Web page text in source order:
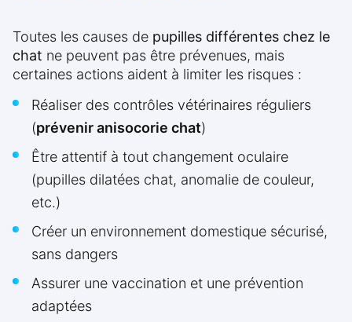
Toutes les causes de pupilles différentes chez le
chat ne peuvent pas être prévenues, mais
certaines actions aident à limiter les risques :
Réaliser des contrôles vétérinaires réguliers
(prévenir anisocorie chat)
Être attentif à tout changement oculaire
(pupilles dilatées chat, anomalie de couleur,
etc.)
Créer un environnement domestique sécurisé,
sans dangers
Assurer une vaccination et une prévention
adaptées